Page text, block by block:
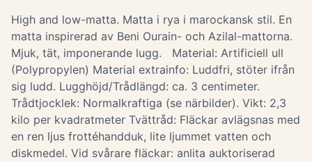
High and low-matta. Matta i rya i marockansk stil. En
matta inspirerad av Beni Ourain- och Azilal-mattorna.
Mjuk, tät, imponerande lugg. Material: Artificiell ull
(Polypropylen) Material extrainfo: Luddfri, stöter ifrån
sig ludd. Lugghöjd/Trådlängd: ca. 3 centimeter.
Trådtjocklek: Normalkraftiga (se närbilder). Vikt: 2,3
kilo per kvadratmeter Tvättråd: Fläckar avlägsnas med
en ren ljus frottéhandduk, lite ljummet vatten och
diskmedel. Vid svårare fläckar: anlita auktoriserad